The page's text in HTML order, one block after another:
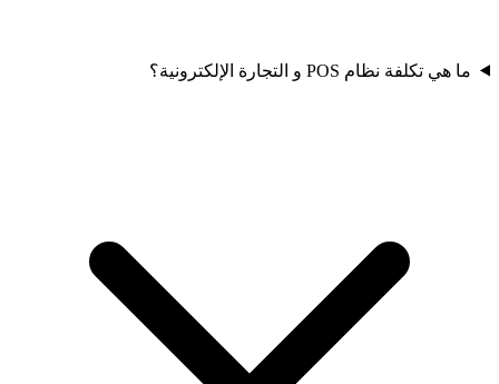
ما هي تكلفة نظام POS و التجارة الإلكترونية؟